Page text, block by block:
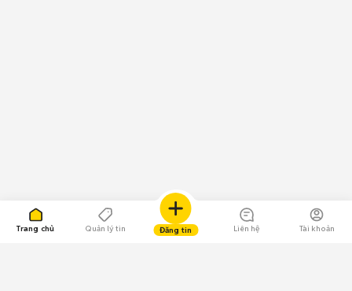
Trang chủ Quản lý tin Đăng tin Liên hệ Tài khoản